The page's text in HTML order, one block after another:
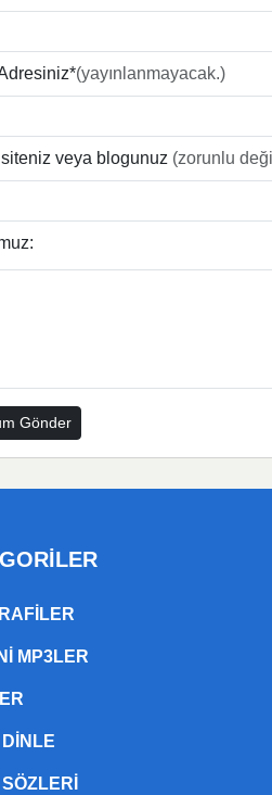
(yayınlanmayacak.)
veya blogunuz (zorunlu
MP3LER